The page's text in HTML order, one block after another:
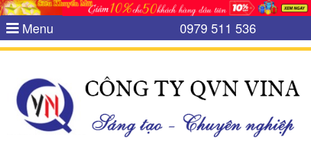
Menu 0979 511 536